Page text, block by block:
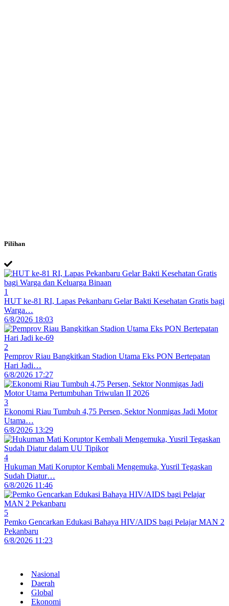
Pilihan
1
HUT ke-81 RI, Lapas Pekanbaru Gelar Bakti Kesehatan Gratis bagi
Warga…
6/8/2026 18:03
2
Pemprov Riau Bangkitkan Stadion Utama Eks PON Bertepatan
Hari Jadi…
6/8/2026 17:27
3
Ekonomi Riau Tumbuh 4,75 Persen, Sektor Nonmigas Jadi Motor
Utama…
6/8/2026 13:29
4
Hukuman Mati Koruptor Kembali Mengemuka, Yusril Tegaskan
Sudah Diatur…
6/8/2026 11:46
5
Pemko Gencarkan Edukasi Bahaya HIV/AIDS bagi Pelajar MAN 2
Pekanbaru
6/8/2026 11:23
Nasional
Daerah
Global
Ekonomi